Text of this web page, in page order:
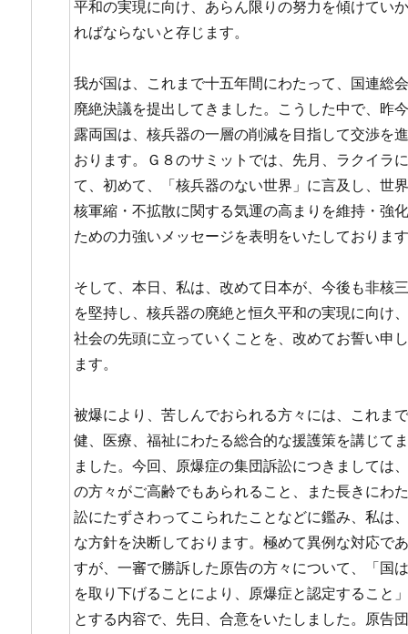
平和の実現に向け、あらん限りの努力を傾けてい
ればならないと存じます。
我が国は、これまで十五年間にわたって、国連総
廃絶決議を提出してきました。こうした中で、昨
露両国は、核兵器の一層の削減を目指して交渉を
おります。Ｇ８のサミットでは、先月、ラクイラ
て、初めて、「核兵器のない世界」に言及し、世
核軍縮・不拡散に関する気運の高まりを維持・強
ための力強いメッセージを表明をいたしておりま
そして、本日、私は、改めて日本が、今後も非核
を堅持し、核兵器の廃絶と恒久平和の実現に向け
社会の先頭に立っていくことを、改めてお誓い申
ます。
被爆により、苦しんでおられる方々には、これま
健、医療、福祉にわたる総合的な援護策を講じて
ました。今回、原爆症の集団訴訟につきましては
の方々がご高齢でもあられること、また長きにわ
訟にたずさわってこられたことなどに鑑み、私は
な方針を決断しております。極めて異例な対応で
すが、一審で勝訴した原告の方々について、「国
を取り下げることにより、原爆症と認定すること
とする内容で、先日、合意をいたしました。原告